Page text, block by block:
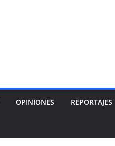
OPINIONES REPORTAJES